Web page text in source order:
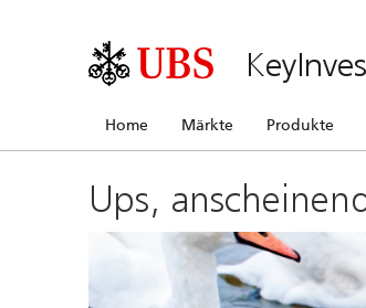
Home Märkte Produkte
Ups,